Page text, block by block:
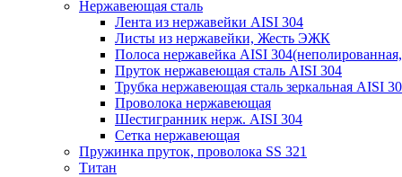
Нержавеющая сталь
Лента из нержавейки AISI 304
Листы из нержавейки, Жесть ЭЖК
Полоса нержавейка АISI
Пруток нержавеющая сталь AISI 304
Трубка нержавеющая сталь зеркальная AISI
Проволока нержавеющая
Шестигранник нерж. AISI 304
Сетка нержавеющая
Пружинка пруток, проволока SS 321
Титан